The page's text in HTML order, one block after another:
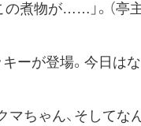
煮物が……」。（亭主
キーが登場。今日は
マちゃん、そして